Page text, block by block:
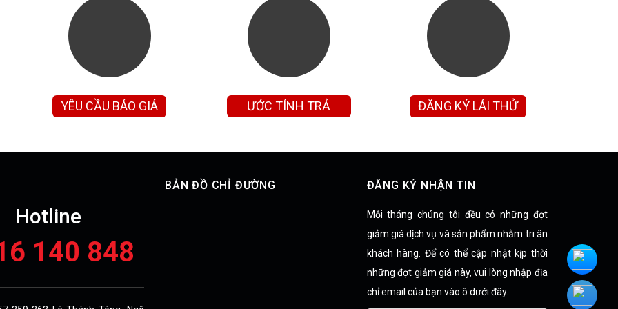
YÊU CẦU BÁO GIÁ
ƯỚC TÍNH TRẢ
ĐĂNG KÝ LÁI THỬ
Hotline
140 848
BẢN ĐỒ CHỈ ĐƯỜNG ĐĂNG KÝ NHẬN TIN
Mỗi tháng chúng tôi đều có những đợt
giảm giá dịch vụ và sản phẩm nhằm tri ân
khách hàng. Để có thể cập nhật kịp thời
những đợt giảm giá này, vui lòng nhập địa
chỉ email của bạn vào ô dưới đây.